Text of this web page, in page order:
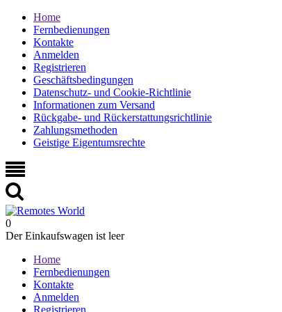
Home
Fernbedienungen
Kontakte
Anmelden
Registrieren
Geschäftsbedingungen
Datenschutz- und Cookie-Richtlinie
Informationen zum Versand
Rückgabe- und Rückerstattungsrichtlinie
Zahlungsmethoden
Geistige Eigentumsrechte
0
Der Einkaufswagen ist leer
Home
Fernbedienungen
Kontakte
Anmelden
Registrieren